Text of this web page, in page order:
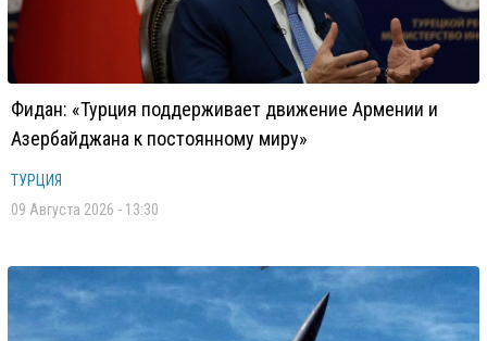
Фидан: «Турция поддерживает движение Армении и
Азербайджана к постоянному миру»
ТУРЦИЯ
09 Августа 2026 - 13:30